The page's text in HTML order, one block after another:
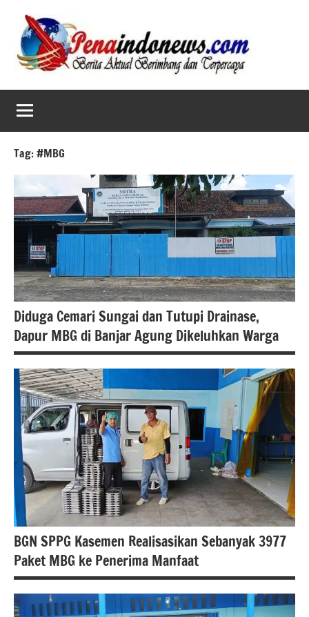
content
Tag:#MBG
Diduga Cemari Sungai dan Tutupi Drainase,
Dapur MBG di Banjar Agung Dikeluhkan Warga
Berita
lampung
berita
nasional
Berita
tulang
bawang
BGN SPPG Kasemen Realisasikan Sebanyak 3977
Paket MBG ke Penerima Manfaat
berita